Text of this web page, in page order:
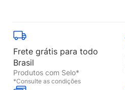
Frete grátis para todo
Brasil
Produtos com Selo*
*Consulte as condições